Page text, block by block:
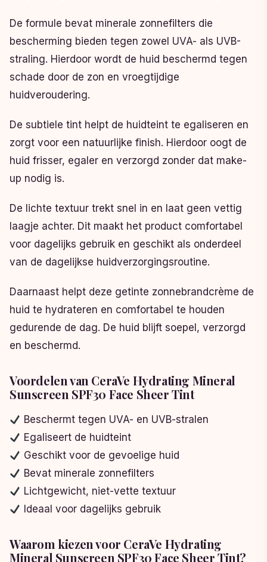
De formule bevat minerale zonnefilters die
bescherming bieden tegen zowel UVA- als UVB-
straling. Hierdoor wordt de huid beschermd tegen
schade door de zon en vroegtijdige
huidveroudering.
De subtiele tint helpt de huidteint te egaliseren en
zorgt voor een natuurlijke finish. Hierdoor oogt de
huid frisser, egaler en verzorgd zonder dat make-
up nodig is.
De lichte textuur trekt snel in en laat geen vettig
laagje achter. Dit maakt het product comfortabel
voor dagelijks gebruik en geschikt als onderdeel
van de dagelijkse huidverzorgingsroutine.
Daarnaast helpt deze getinte zonnebrandcrème de
huid te hydrateren en comfortabel te houden
gedurende de dag. De huid blijft soepel, verzorgd
en beschermd.
Voordelen van CeraVe Hydrating Mineral
Sunscreen SPF30 Face Sheer Tint
Beschermt tegen UVA- en UVB-stralen
Egaliseert de huidteint
Geschikt voor de gevoelige huid
Bevat minerale zonnefilters
Lichtgewicht, niet-vette textuur
Ideaal voor dagelijks gebruik
Waarom kiezen voor CeraVe Hydrating
Mineral Sunscreen SPF30 Face Sheer Tint?